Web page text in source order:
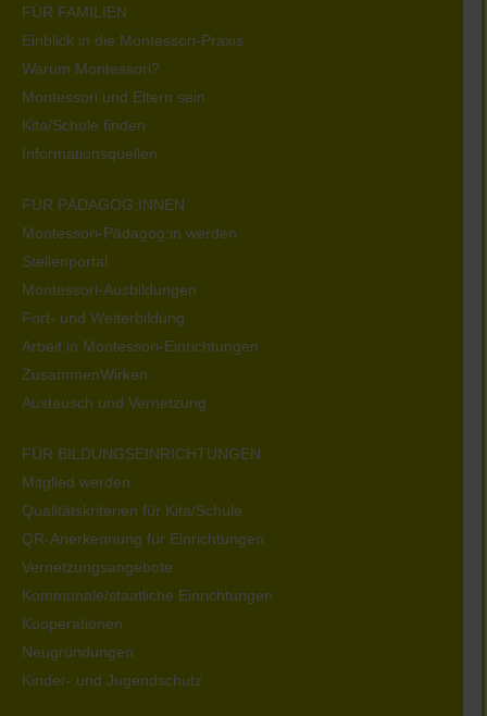
FÜR FAMILIEN
Einblick in die Montessori-Praxis
Warum Montessori?
Montessori und Eltern sein
Kita/Schule finden
Informationsquellen
FÜR PÄDAGOG:INNEN
Montessori-Pädagog:in werden
Stellenportal
Montessori-Ausbildungen
Fort- und Weiterbildung
Arbeit in Montessori-Einrichtungen
ZusammenWirken
Austausch und Vernetzung
FÜR BILDUNGSEINRICHTUNGEN
Mitglied werden
Qualitätskriterien für Kita/Schule
QR-Anerkennung für Einrichtungen
Vernetzungsangebote
Kommunale/staatliche Einrichtungen
Kooperationen
Neugründungen
Kinder- und Jugendschutz